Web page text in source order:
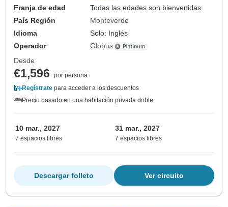
Franja de edad
Todas las edades son bienvenidas
País Región
Monteverde
Idioma
Solo: Inglés
Operador
Globus
Desde
€1,596
por persona
Regístrate para acceder a los descuentos
Precio basado en una habitación privada doble
10 mar., 2027
7 espacios libres
31 mar., 2027
7 espacios libres
Ver circuito
Descargar folleto